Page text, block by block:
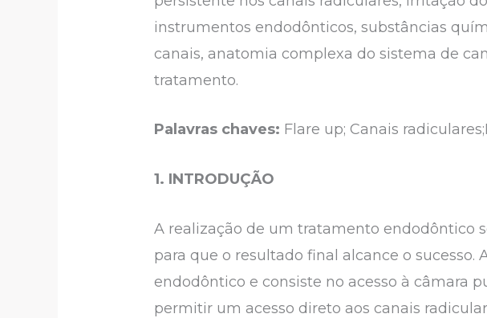
instrumentos endodônticos, substâncias
canais, anatomia complexa do sistema de
tratamento.
Palavras chaves: Flare up; Canais
1. INTRODUÇÃO
A realização de um tratamento endodôntico
para que o resultado final alcance o
endodôntico e consiste no acesso à câmara
permitir um acesso direto aos canais